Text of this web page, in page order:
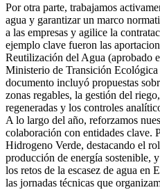
Por otra parte, trabajamos
agua y garantizar un marco
a las empresas y agilice la
ejemplo clave fueron las
Reutilización del Agua (aprobado
Ministerio de Transición
documento incluyó propuestas
zonas regables, la gestión del
regeneradas y los controles
A lo largo del año, reforzamos
colaboración con entidades clave.
Hidrogeno Verde, destacando el
producción de energía sostenible,
los retos de la escasez de agua en
las jornadas técnicas que